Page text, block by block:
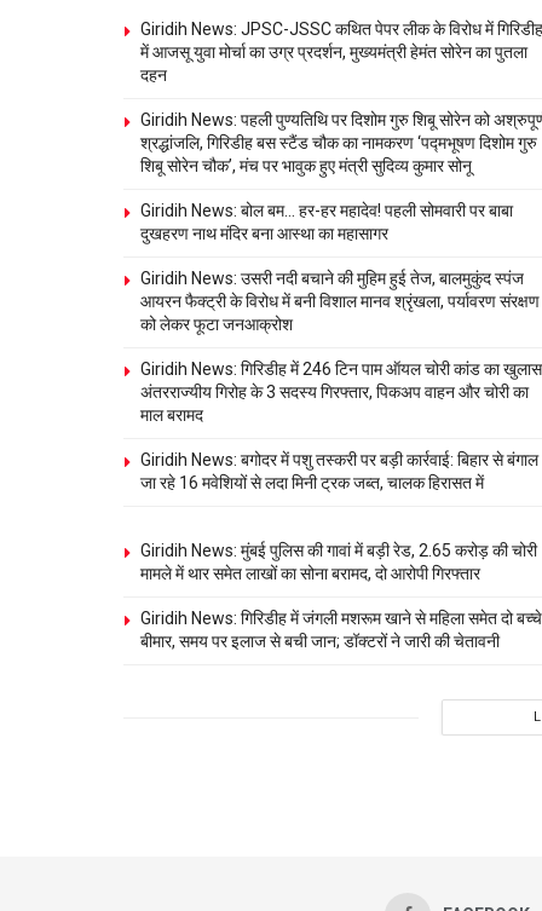
Giridih News: JPSC-JSSC कथित पेपर लीक के विरोध में गिरिडीह
में आजसू युवा मोर्चा का उग्र प्रदर्शन, मुख्यमंत्री हेमंत सोरेन का पुतला
दहन
Giridih News: पहली पुण्यतिथि पर दिशोम गुरु शिबू सोरेन को
श्रद्धांजलि, गिरिडीह बस स्टैंड चौक का नामकरण ‘पद्मभूषण दिशोम गुरु
शिबू सोरेन चौक’, मंच पर भावुक हुए मंत्री सुदिव्य कुमार सोनू
Giridih News: बोल बम… हर-हर महादेव! पहली सोमवारी पर बाबा
दुखहरण नाथ मंदिर बना आस्था का महासागर
Giridih News: उसरी नदी बचाने की मुहिम हुई तेज, बालमुकुंद स्पंज
आयरन फैक्ट्री के विरोध में बनी विशाल मानव श्रृंखला, पर्यावरण संरक्षण
को लेकर फूटा जनआक्रोश
Giridih News: गिरिडीह में 246 टिन पाम ऑयल चोरी कांड का
अंतरराज्यीय गिरोह के 3 सदस्य गिरफ्तार, पिकअप वाहन और चोरी का
माल बरामद
Giridih News: बगोदर में पशु तस्करी पर बड़ी कार्रवाई: बिहार से बंगाल
जा रहे 16 मवेशियों से लदा मिनी ट्रक जब्त, चालक हिरासत में
Giridih News: मुंबई पुलिस की गावां में बड़ी रेड, 2.65 करोड़ की चोरी
मामले में थार समेत लाखों का सोना बरामद, दो आरोपी गिरफ्तार
Giridih News: गिरिडीह में जंगली मशरूम खाने से महिला समेत दो बच्चे
बीमार, समय पर इलाज से बची जान; डॉक्टरों ने जारी की चेतावनी